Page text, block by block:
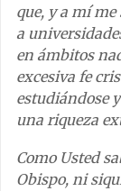
que, y a mí
a
en ámbitos
excesiva fe
estudiándose
una riqueza
Como Usted
Obispo, ni